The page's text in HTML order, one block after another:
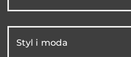
Styl i moda